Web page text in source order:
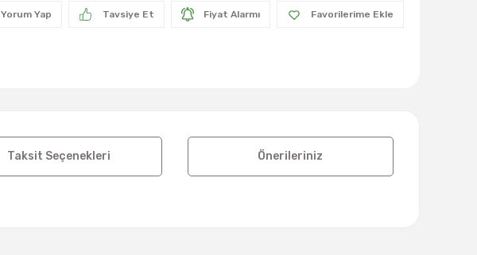
Yorum Yap Tavsiye Et Fiyat Alarmı
Taksit Seçenekleri Önerileriniz